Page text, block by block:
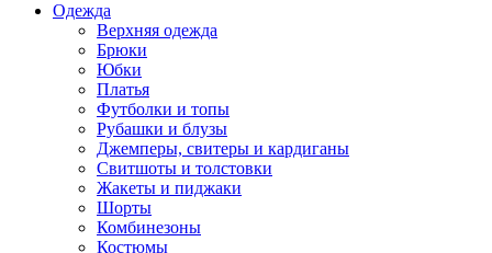
Одежда
Верхняя одежда
Брюки
Юбки
Платья
Футболки и топы
Рубашки и блузы
Джемперы, свитеры и кардиганы
Свитшоты и толстовки
Жакеты и пиджаки
Шорты
Комбинезоны
Костюмы